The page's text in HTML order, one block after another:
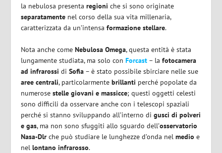
la nebulosa presentaregioni che si sono originate
separatamente nel corso della sua vita millenaria,
caratterizzata da un’intensaformazione stellare.
Nota anche comeNebulosa Omega, questa entità è stata
lungamente studiata, ma solo conForcast – lafotocamera
ad infrarossi diSofia – è stato possibile sbirciare nelle sue
aree centrali, particolarmentebrillanti perché popolate da
numerose stelle giovani e massicce; questi oggetti celesti
sono difficili da osservare anche con i telescopi spaziali
perché si stanno sviluppando all’interno digusci di polveri
e gas, ma non sono sfuggiti allo sguardo dell’osservatorio
Nasa-Dlr che può studiare le lunghezze d’onda nelmedio e
nellontano infrarosso.